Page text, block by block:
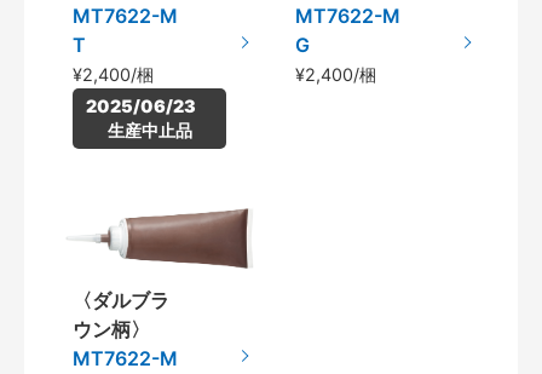
MT7622-M
T
¥2,400/梱
2025/06/23
生産中止品
MT7622-M
G
¥2,400/梱
〈ダルブラ
ウン柄〉
MT7622-M